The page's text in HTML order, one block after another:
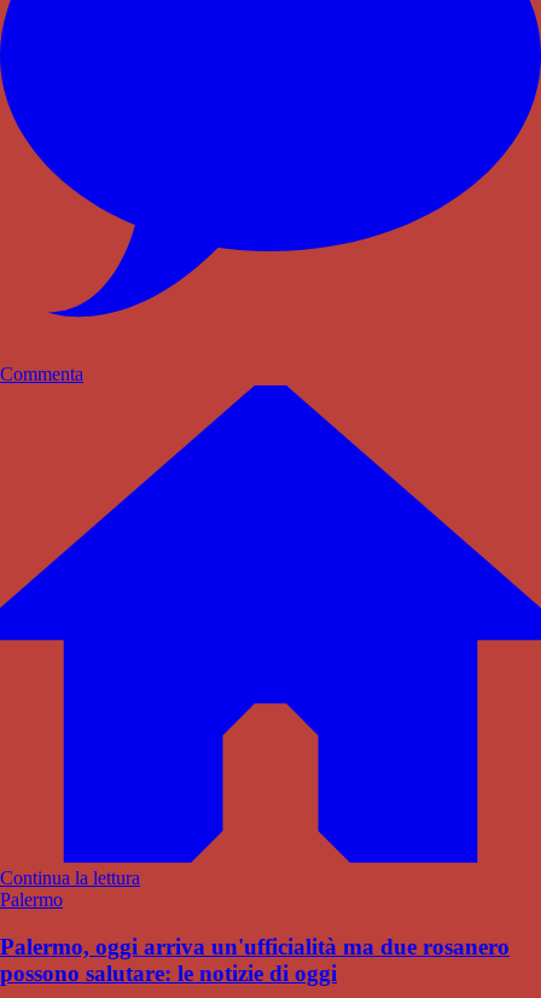
Commenta
Continua la lettura
Palermo
Palermo, oggi arriva un'ufficialità ma due rosanero
possono salutare: le notizie di oggi